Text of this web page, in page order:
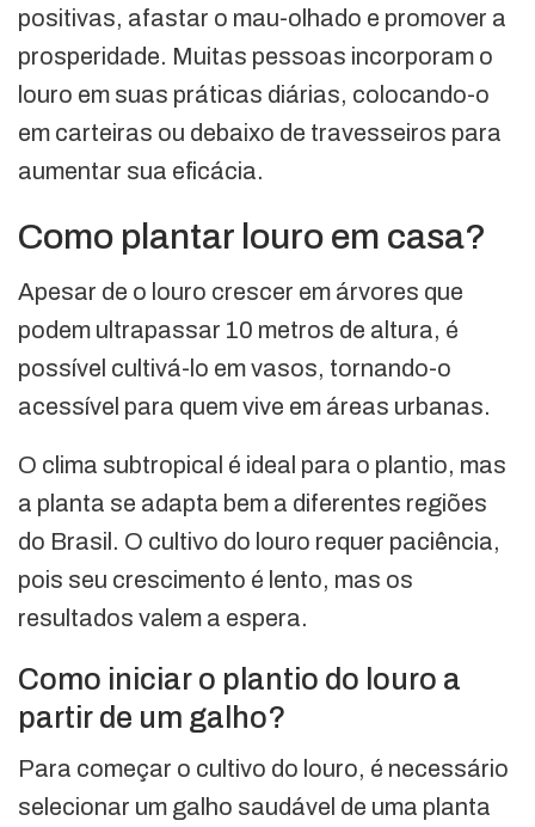
positivas, afastar o mau-olhado e promover a
prosperidade. Muitas pessoas incorporam o
louro em suas práticas diárias, colocando-o
em carteiras ou debaixo de travesseiros para
aumentar sua eficácia.
Como plantar louro em casa?
Apesar de o louro crescer em árvores que
podem ultrapassar 10 metros de altura, é
possível cultivá-lo em vasos, tornando-o
acessível para quem vive em áreas urbanas.
O clima subtropical é ideal para o plantio, mas
a planta se adapta bem a diferentes regiões
do Brasil. O cultivo do louro requer paciência,
pois seu crescimento é lento, mas os
resultados valem a espera.
Como iniciar o plantio do louro a
partir de um galho?
Para começar o cultivo do louro, é necessário
selecionar um galho saudável de uma planta